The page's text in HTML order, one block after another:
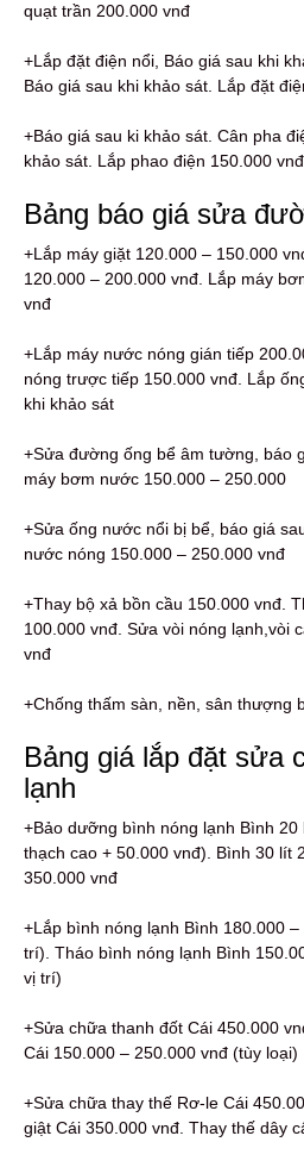
quạt trần 200.000 vnđ
+Lắp đặt điện nổi, Báo giá sau khi
Báo giá sau khi khảo sát. Lắp đặt
+Báo giá sau ki khảo sát. Cân pha
khảo sát. Lắp phao điện 150.000 vnđ
Bảng báo giá sửa
+Lắp máy giặt 120.000 – 150.000
120.000 – 200.000 vnđ. Lắp máy
vnđ
+Lắp máy nước nóng gián tiếp
nóng trược tiếp 150.000 vnđ. Lắp
khi khảo sát
+Sửa đường ống bể âm tường, báo
máy bơm nước 150.000 – 250.000
+Sửa ống nước nổi bị bể, báo giá
nước nóng 150.000 – 250.000 vnđ
+Thay bộ xả bồn cầu 150.000 vnđ.
100.000 vnđ. Sửa vòi nóng lạnh,vòi
vnđ
+Chống thấm sàn, nền, sân thượng
Bảng giá lắp đặt sửa
lạnh
+Bảo dưỡng bình nóng lạnh Bình 20
thạch cao + 50.000 vnđ). Bình 30 lít
350.000 vnđ
+Lắp bình nóng lạnh Bình 180.000
trí). Tháo bình nóng lạnh Bình
vị trí)
+Sửa chữa thanh đốt Cái 450.000
Cái 150.000 – 250.000 vnđ (tùy loại)
+Sửa chữa thay thế Rơ-le Cái
giật Cái 350.000 vnđ. Thay thế dây